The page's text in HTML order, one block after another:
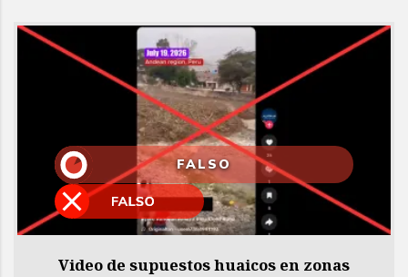
FALSO
Video de supuestos huaicos en zonas